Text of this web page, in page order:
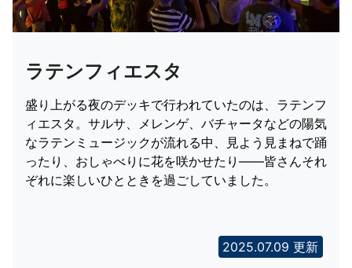
ラテンフィエスタ
盛り上がる夜のデッキで行われていたのは、ラテンフ
ィエスタ。サルサ、メレンゲ、バチャータなどの陽気
なラテンミュージックが流れる中、見よう見まねで踊
ったり、おしゃべりに花を咲かせたり――皆さんそれ
ぞれに楽しいひとときを過ごしていました。
2025.07.09 更新